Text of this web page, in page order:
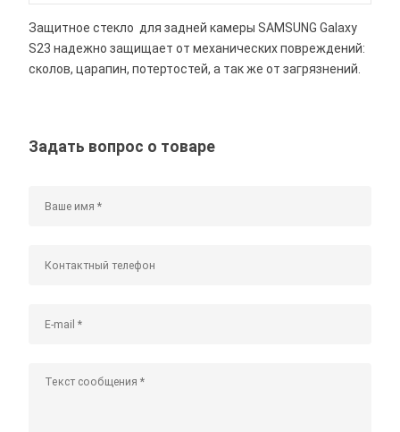
Защитное стекло для задней камеры SAMSUNG Galaxy
S23 надежно защищает от механических повреждений:
сколов, царапин, потертостей, а так же от загрязнений.
Задать вопрос о товаре